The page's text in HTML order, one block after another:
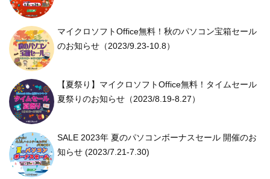
マイクロソフトOffice無料！秋のパソコン宝箱セール
のお知らせ（2023/9.23-10.8）
【夏祭り】マイクロソフトOffice無料！タイムセール
夏祭りのお知らせ（2023/8.19-8.27）
SALE 2023年 夏のパソコンボーナスセール 開催のお
知らせ (2023/7.21-7.30)